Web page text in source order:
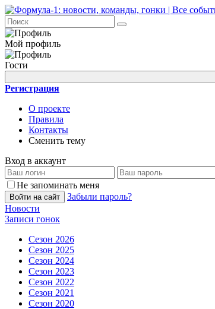
Мой профиль
Гости
Регистрация
О проекте
Правила
Контакты
Сменить тему
Вход в аккаунт
Не запоминать меня
Войти на сайт
Забыли пароль?
Новости
Записи гонок
Сезон 2026
Сезон 2025
Сезон 2024
Сезон 2023
Сезон 2022
Сезон 2021
Сезон 2020